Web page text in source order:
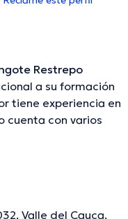
Restrepo
a su formación
tiene experiencia en
cuenta con varios
con el objetivo
Valle del Cauca,